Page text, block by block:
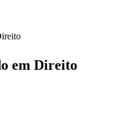
em Direito